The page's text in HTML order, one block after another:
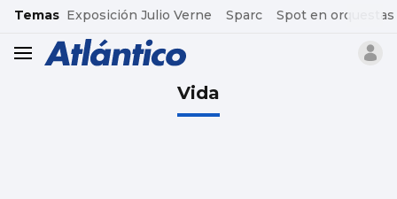
common.go-to-content
Temas Exposición Julio Verne Sparc Spot en orquestas
header.menu.open
Vida